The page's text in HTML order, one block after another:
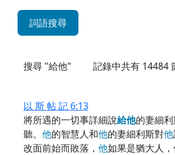
詞語搜尋
搜尋 "給他" 記錄中共有 14484
以 斯 帖 記 6:13
將所遇的一切事詳細說給他的妻細
聽。 他的智慧人和他的妻細利斯對他
改面前始而敗落， 他如果是猶大人